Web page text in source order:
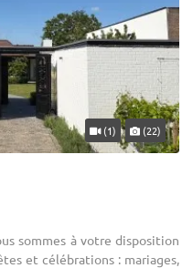
(1) (22)
sommes à votre disposition
et célébrations : mariages,